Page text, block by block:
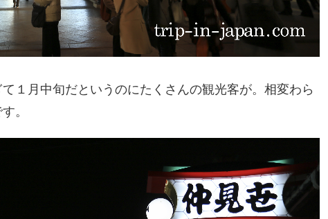
１月中旬だというのにたくさんの観光客が。相変わら
。